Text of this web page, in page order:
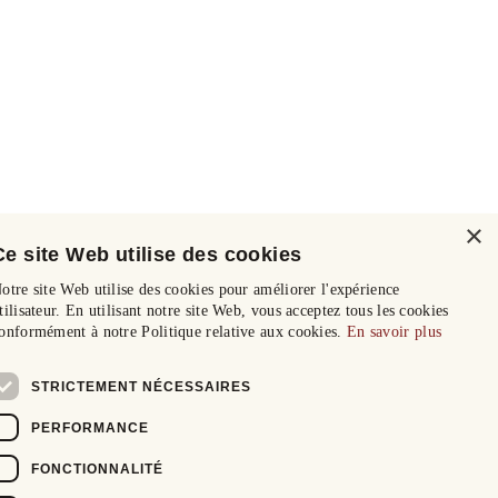
×
site Web utilise des cookies
site Web utilise des cookies pour améliorer l'expérience
En utilisant notre site Web, vous acceptez tous les cookies
à notre Politique relative aux cookies. En savoir plus
STRICTEMENT NÉCESSAIRES
PERFORMANCE
FONCTIONNALITÉ